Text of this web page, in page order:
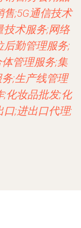
;5G通信技术
技术服务;网络
后勤管理服务;
管理服务;集
;生产线管理
;化妆品批发;化
;进出口代理;